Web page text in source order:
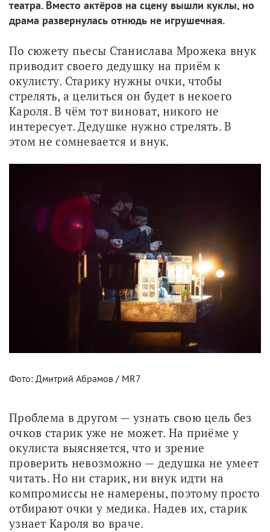
театра. Вместо актёров на сцену вышли куклы, но
драма развернулась отнюдь не игрушечная.
По сюжету пьесы Станислава Мрожека внук
приводит своего дедушку на приём к
окулисту. Старику нужны очки, чтобы
стрелять, а целиться он будет в некоего
Кароля. В чём тот виноват, никого не
интересует. Дедушке нужно стрелять. В
этом не сомневается и внук.
Фото: Дмитрий Абрамов / MR7
Проблема в другом — узнать свою цель без
очков старик уже не может. На приёме у
окулиста выясняется, что и зрение
проверить невозможно — дедушка не умеет
читать. Но ни старик, ни внук идти на
компромиссы не намерены, поэтому просто
отбирают очки у медика. Надев их, старик
узнает Кароля во враче.